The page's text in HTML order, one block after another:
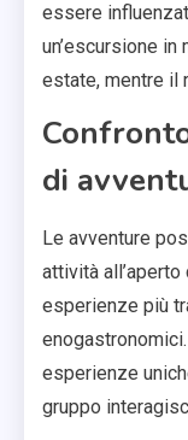
essere
un’escursione in
estate, mentre il
di
Le avventure
attività
esperienze più
esperienze
gruppo